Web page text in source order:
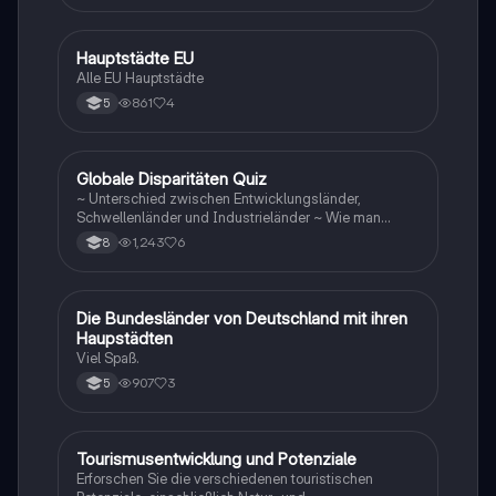
HGeographie/Erdkunde
Hauptstädte EU
Alle EU Hauptstädte
5 861 4
GGeographie/Erdkunde
Globale Disparitäten Quiz
~ Unterschied zwischen Entwicklungsländer,
Schwellenländer und Industrieländer ~ Wie man
gegen die Disparitäten kämpfen sollte
8 1,243 6
DGeographie/Erdkunde
Die Bundesländer von Deutschland mit ihren
Haupstädten
Viel Spaß.
5 907 3
Geographie/Erdkunde
Tourismusentwicklung und Potenziale
Erforschen Sie die verschiedenen touristischen